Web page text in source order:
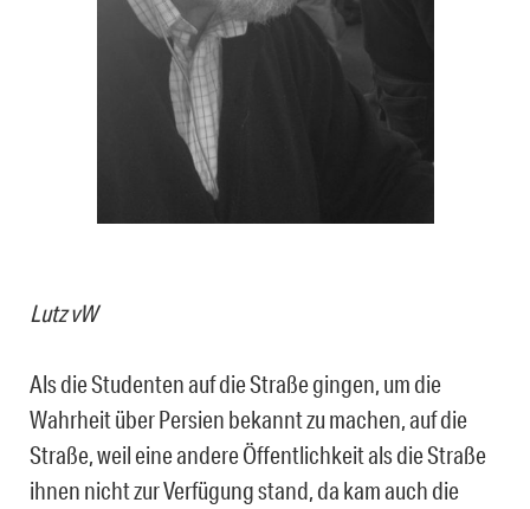
Lutz vW
Als die Studenten auf die Straße gingen, um die
Wahrheit über Persien bekannt zu machen, auf die
Straße, weil eine andere Öffentlichkeit als die Straße
ihnen nicht zur Verfügung stand, da kam auch die